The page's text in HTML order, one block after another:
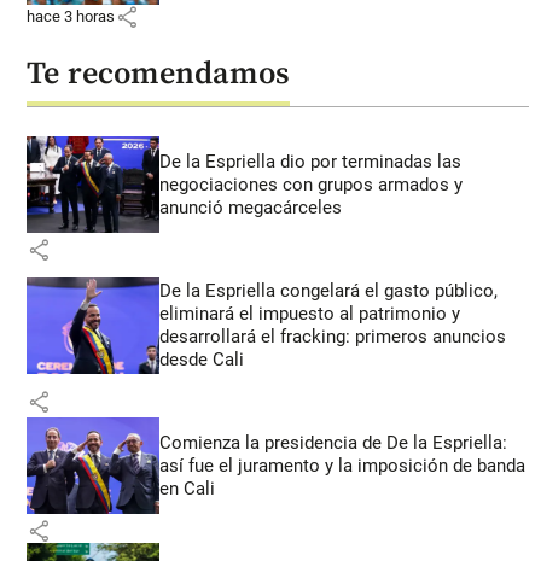
hace 3 horas share
Te recomendamos
De la Espriella dio por terminadas las
negociaciones con grupos armados y
anunció megacárceles
share
De la Espriella congelará el gasto público,
eliminará el impuesto al patrimonio y
desarrollará el fracking: primeros anuncios
desde Cali
share
Comienza la presidencia de De la Espriella:
así fue el juramento y la imposición de banda
en Cali
share